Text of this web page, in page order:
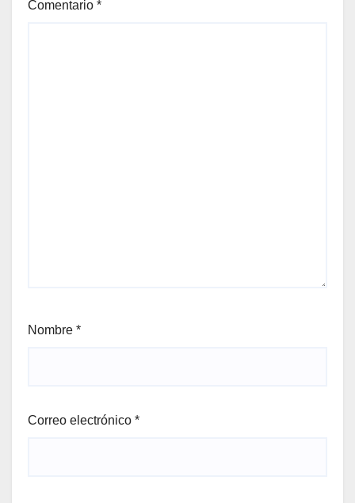
Comentario *
Nombre *
Correo electrónico *